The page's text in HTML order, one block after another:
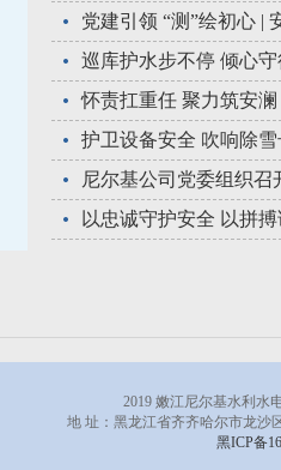
党建引领 “测”绘初心 |
怀责扛重任 聚力筑安
护卫设备安全 吹响除
尼尔基公司党委组织召
以忠诚守护安全 以拼
2019 嫩江尼尔基水利水
地 址：黑龙江省齐齐哈尔市龙
黑ICP备